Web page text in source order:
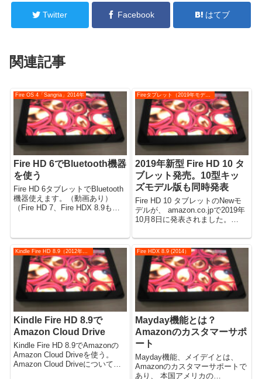
Twitter Facebook はてブ
関連記事
Fire OS 4「Sangria」2014年
Fire HD 6でBluetooth機器
を使う
Fire HD 6タブレットでBluetooth
機器使えます。（動画あり）
（Fire HD 7、Fire HDX 8.9も同
て、 Amazon.co.jp公式によ...
Fireタブレット（2019年モデル）
2019年新型 Fire HD 10 タ
ブレット発売。10型キッ
ズモデル版も同時発表
Fire HD 10 タブレットのNewモ
デルが、 amazon.co.jpで2019年
10月8日に発表されました。
年10月30日となっています。 後
日追記）発売開始になりまし
た。 Fire HD 1...
Kindle Fire HD 8.9（2012年モデル）
Kindle Fire HD 8.9で
Amazon Cloud Drive
Kindle Fire HD 8.9でAmazonの
Amazon Cloud Driveを使う。
Amazon Cloud Driveについて
Fire HDX 8.9 (2014）
Mayday機能とは？
Amazonのカスタマーサポ
ート
Mayday機能、メイデイとは、
Amazonのカスタマーサポートで
あり、 本国アメリカの